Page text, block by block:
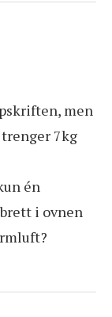
men
7kg
én
i ovnen